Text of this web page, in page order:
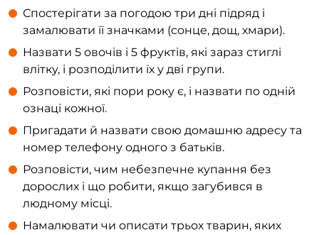
Спостерігати за погодою три дні підряд і
замалювати її значками (сонце, дощ, хмари).
Назвати 5 овочів і 5 фруктів, які зараз стиглі
влітку, і розподілити їх у дві групи.
Розповісти, які пори року є, і назвати по одній
ознаці кожної.
Пригадати й назвати свою домашню адресу та
номер телефону одного з батьків.
Розповісти, чим небезпечне купання без
дорослих і що робити, якщо загубився в
людному місці.
Намалювати чи описати трьох тварин, яких